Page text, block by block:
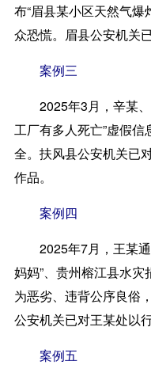
布“眉县某小区天然气
众恐慌。眉县公安机关
案例三
2025年3月，辛某、
工厂有多人死亡”虚假
全。扶风县公安机关已
作品。
案例四
2025年7月，王某通
妈妈”、贵州榕江县水灾
为恶劣、违背公序良俗
公安机关已对王某处以
案例五